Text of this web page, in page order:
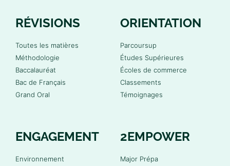
RÉVISIONS
Toutes les matières
Méthodologie
Baccalauréat
Bac de Français
Grand Oral
ORIENTATION
Parcoursup
Études Supérieures
Écoles de commerce
Classements
Témoignages
ENGAGEMENT
Environnement
2EMPOWER
Major Prépa